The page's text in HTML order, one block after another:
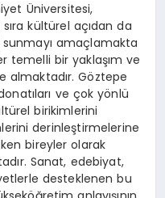
Üniversitesi,
kültürel açıdan da
amaçlamakta
temelli bir yaklaşım ve
almaktadır. Göztepe
ve çok yönlü
birikimlerini
derinleştirmelerine
bireyler olarak
Sanat, edebiyat,
desteklenen bu